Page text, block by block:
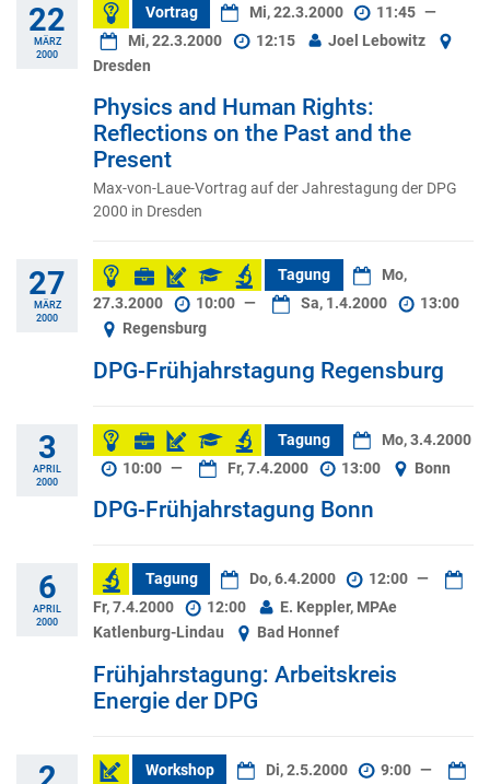
22
MÄRZ
2000
Vortrag Mi, 22.3.2000 11:45 —
Mi, 22.3.2000
12:15
Joel Lebowitz
Dresden
Physics and Human Rights:
Reflections on the Past and the
Present
Max-von-Laue-Vortrag auf der Jahrestagung der DPG
2000 in Dresden
27
MÄRZ
2000
Tagung
Mo,
27.3.2000
10:00 — Sa, 1.4.2000
13:00
Regensburg
DPG-Frühjahrstagung Regensburg
3
APRIL
2000
Tagung
Mo, 3.4.2000
10:00 — Fr, 7.4.2000 13:00 Bonn
DPG-Frühjahrstagung Bonn
6
APRIL
2000
Tagung Do, 6.4.2000 12:00 —
Fr, 7.4.2000
12:00
E. Keppler, MPAe
Katlenburg-Lindau
Bad Honnef
Frühjahrstagung: Arbeitskreis
Energie der DPG
Workshop Di, 2.5.2000 9:00 —